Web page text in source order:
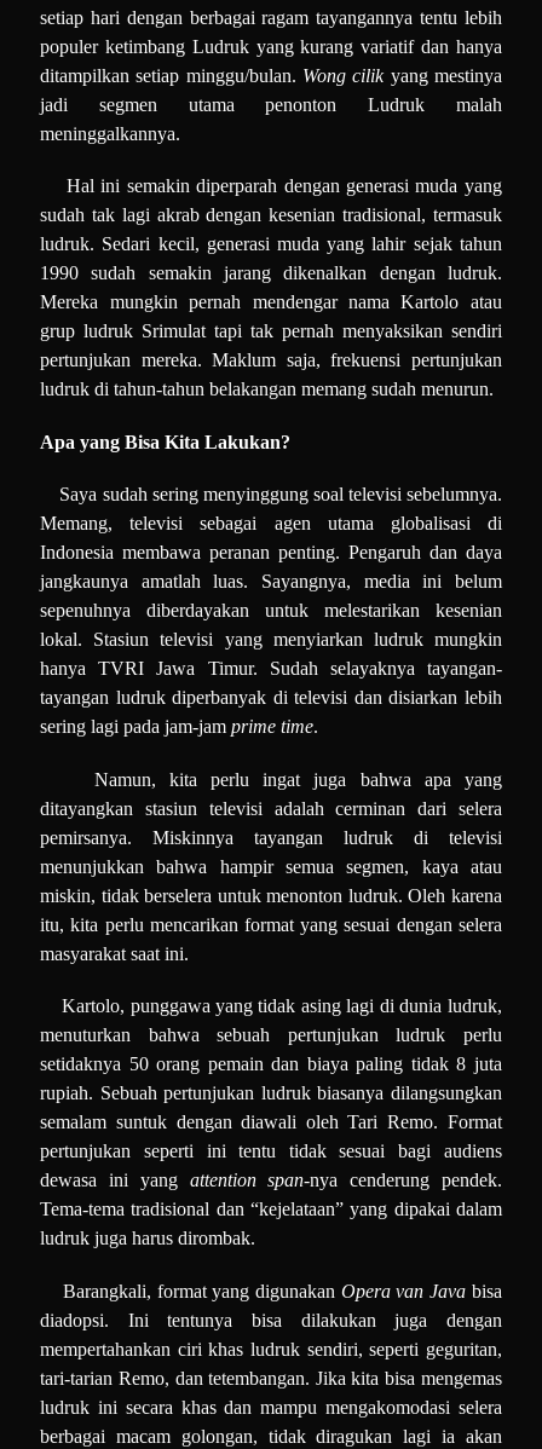
setiap hari dengan berbagai ragam tayangannya tentu lebih
populer ketimbang Ludruk yang kurang variatif dan hanya
ditampilkan setiap minggu/bulan. Wong cilikyang mestinya
jadi segmen utama penonton Ludruk malah
meninggalkannya.
Hal ini semakin diperparah dengan generasi muda yang
sudah tak lagi akrab dengan kesenian tradisional, termasuk
ludruk. Sedari kecil, generasi muda yang lahir sejak tahun
1990 sudah semakin jarang dikenalkan dengan ludruk.
Mereka mungkin pernah mendengar nama Kartolo atau
grup ludruk Srimulat tapi tak pernah menyaksikan sendiri
pertunjukan mereka. Maklum saja, frekuensi pertunjukan
ludruk di tahun-tahun belakangan memang sudah menurun.
Apa yang Bisa Kita Lakukan?
Saya sudah sering menyinggung soal televisi sebelumnya.
Memang, televisi sebagai agen utama globalisasi di
Indonesia membawa peranan penting. Pengaruh dan daya
jangkaunya amatlah luas. Sayangnya, media ini belum
sepenuhnya diberdayakan untuk melestarikan kesenian
lokal. Stasiun televisi yang menyiarkan ludruk mungkin
hanya TVRI Jawa Timur. Sudah selayaknya tayangan-
tayangan ludruk diperbanyak di televisi dan disiarkan lebih
sering lagi pada jam-jamprime time.
Namun, kita perlu ingat juga bahwa apa yang
ditayangkan stasiun televisi adalah cerminan dari selera
pemirsanya. Miskinnya tayangan ludruk di televisi
menunjukkan bahwa hampir semua segmen, kaya atau
miskin, tidak berselera untuk menonton ludruk. Oleh karena
itu, kita perlu mencarikan format yang sesuai dengan selera
masyarakat saat ini.
Kartolo, punggawa yang tidak asing lagi di dunia ludruk,
menuturkan bahwa sebuah pertunjukan ludruk perlu
setidaknya 50 orang pemain dan biaya paling tidak 8 juta
rupiah. Sebuah pertunjukan ludruk biasanya dilangsungkan
semalam suntuk dengan diawali oleh Tari Remo. Format
pertunjukan seperti ini tentu tidak sesuai bagi audiens
dewasa ini yang attention span-nya cenderung pendek.
Tema-tema tradisional dan “kejelataan” yang dipakai dalam
ludruk juga harus dirombak.
Barangkali, format yang digunakan Opera van Java bisa
diadopsi. Ini tentunya bisa dilakukan juga dengan
mempertahankan ciri khas ludruk sendiri, seperti geguritan,
tari-tarian Remo, dan tetembangan. Jika kita bisa mengemas
ludruk ini secara khas dan mampu mengakomodasi selera
berbagai macam golongan, tidak diragukan lagi ia akan